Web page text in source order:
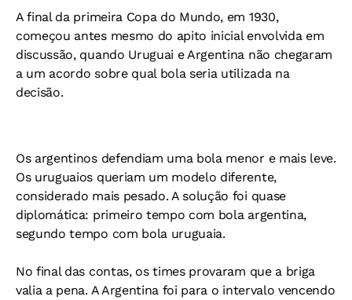
A final da primeira Copa do Mundo, em 1930,
começou antes mesmo do apito inicial envolvida em
discussão, quando Uruguai e Argentina não chegaram
a um acordo sobre qual bola seria utilizada na
decisão.
Os argentinos defendiam uma bola menor e mais leve.
Os uruguaios queriam um modelo diferente,
considerado mais pesado. A solução foi quase
diplomática: primeiro tempo com bola argentina,
segundo tempo com bola uruguaia.
No final das contas, os times provaram que a briga
valia a pena. A Argentina foi para o intervalo vencendo